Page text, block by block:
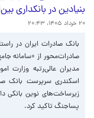
بنیادین در بانکداری
۲۰ خرداد ۱۴۰۵، ۲۰:۴۳
​بانک صادرات ایران در
صادرات‌محور از «سامانه
مدیران عالی‌رتبه وزارت
اسکندری سرپرست بانک
زیرساخت‌های نوین بانکی
پساجنگ تاکید کرد.